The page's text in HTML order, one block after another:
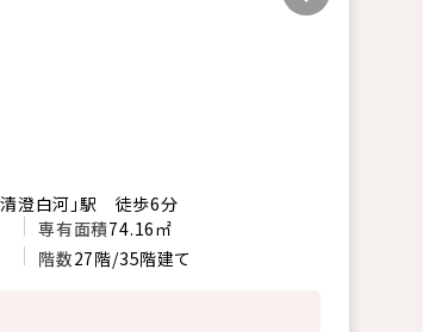
清澄白河」駅 徒歩6分
専有面積74.16㎡
階数27階/35階建て